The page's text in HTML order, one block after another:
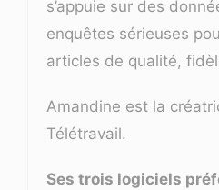
s’appuie sur des
enquêtes sérieuses
articles de qualité,
Amandine est la
Télétravail.
Ses trois logiciels